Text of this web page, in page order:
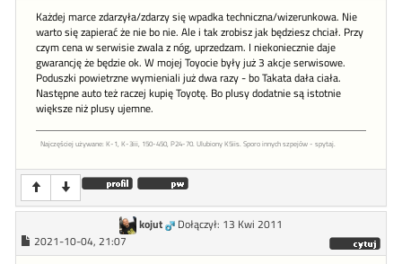
Każdej marce zdarzyła/zdarzy się wpadka techniczna/wizerunkowa. Nie
warto się zapierać że nie bo nie. Ale i tak zrobisz jak będziesz chciał. Przy
czym cena w serwisie zwala z nóg, uprzedzam. I niekoniecznie daje
gwarancję że będzie ok. W mojej Toyocie były już 3 akcje serwisowe.
Poduszki powietrzne wymieniali już dwa razy - bo Takata dała ciała.
Następne auto też raczej kupię Toyotę. Bo plusy dodatnie są istotnie
większe niż plusy ujemne.
Najczęściej używane: K-1, K-3iii, 150-450, P24-70. Ulubiony K5iis. Sporo innych szpejów - spytaj.
kojut
Dołączył: 13 Kwi 2011
2021-10-04, 21:07